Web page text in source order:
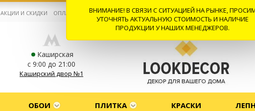
АКЦИИ И СКИДКИ ОПЛАТА И ДОСТАВКА СОТРУДНИЧЕСТВО КОНТАКТЫ ОТЗЫВЫ
Каширская
с 9:00 до 21:00
Каширский двор №1
ОБОИ ПЛИТКА КРАСКИ
ВНИМАНИЕ! В СВЯЗИ С СИТУАЦИЕЙ НА РЫНКЕ,
УТОЧНЯТЬ АКТУАЛЬНУЮ СТОИМОСТЬ И НАЛИЧИЕ
ПРОДУКЦИИ У НАШИХ МЕНЕДЖЕРОВ.